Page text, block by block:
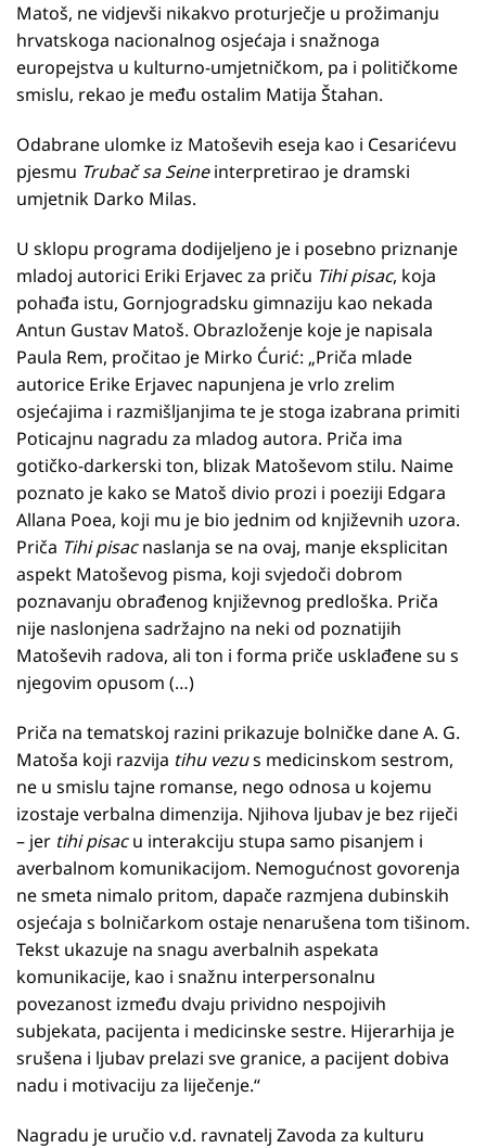
Matoš, ne vidjevši nikakvo proturječje u prožimanju
hrvatskoga nacionalnog osjećaja i snažnoga
europejstva u kulturno-umjetničkom, pa i političkome
smislu, rekao je među ostalim Matija Štahan.
Odabrane ulomke iz Matoševih eseja kao i Cesarićevu
pjesmu Trubač sa Seineinterpretirao je dramski
umjetnik Darko Milas.
U sklopu programa dodijeljeno je i posebno priznanje
mladoj autorici Eriki Erjavec za priču Tihi pisac, koja
pohađa istu, Gornjogradsku gimnaziju kao nekada
Antun Gustav Matoš. Obrazloženje koje je napisala
Paula Rem, pročitao je Mirko Ćurić: „Priča mlade
autorice Erike Erjavec napunjena je vrlo zrelim
osjećajima i razmišljanjima te je stoga izabrana primiti
Poticajnu nagradu za mladog autora. Priča ima
gotičko-darkerski ton, blizak Matoševom stilu. Naime
poznato je kako se Matoš divio prozi i poeziji Edgara
Allana Poea, koji mu je bio jednim od književnih uzora.
Priča Tihi pisacnaslanja se na ovaj, manje eksplicitan
aspekt Matoševog pisma, koji svjedoči dobrom
poznavanju obrađenog književnog predloška. Priča
nije naslonjena sadržajno na neki od poznatijih
Matoševih radova, ali ton i forma priče usklađene su s
njegovim opusom (…)
Priča na tematskoj razini prikazuje bolničke dane A. G.
Matoša koji razvija tihu vezus medicinskom sestrom,
ne u smislu tajne romanse, nego odnosa u kojemu
izostaje verbalna dimenzija. Njihova ljubav je bez riječi
– jer tihi pisacu interakciju stupa samo pisanjem i
averbalnom komunikacijom. Nemogućnost govorenja
ne smeta nimalo pritom, dapače razmjena dubinskih
osjećaja s bolničarkom ostaje nenarušena tom tišinom.
Tekst ukazuje na snagu averbalnih aspekata
komunikacije, kao i snažnu interpersonalnu
povezanost između dvaju prividno nespojivih
subjekata, pacijenta i medicinske sestre. Hijerarhija je
srušena i ljubav prelazi sve granice, a pacijent dobiva
nadu i motivaciju za liječenje.“
Nagradu je uručio v.d. ravnatelj Zavoda za kulturu